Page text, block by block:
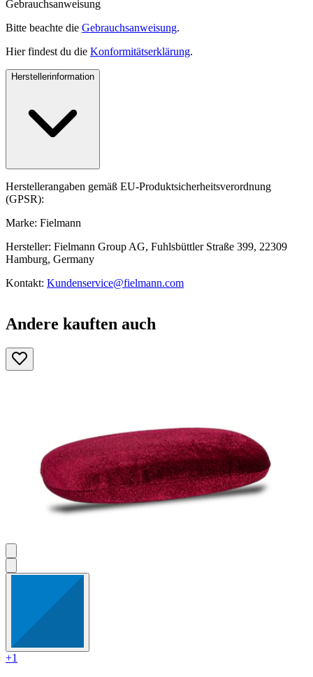
Gebrauchsanweisung
Bitte beachte die Gebrauchsanweisung.
Hier findest du die Konformitätserklärung.
Herstellerinformation
Herstellerangaben gemäß EU-Produktsicherheitsverordnung
(GPSR):
Marke: Fielmann
Hersteller: Fielmann Group AG, Fuhlsbüttler Straße 399, 22309
Hamburg, Germany
Kontakt: Kundenservice@fielmann.com
Andere kauften auch
+1